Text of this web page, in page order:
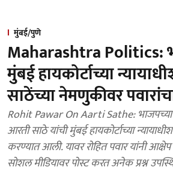
मुंबई/पुणे
Maharashtra Politics:
मुंबई हायकोर्टाच्या
साठेंच्या नेमणुकीवर
Rohit Pawar On Aarti Sathe: भाजपच्या
आरती साठे यांची मुंबई हायकोर्टाच्या
करण्यात आली. यावर रोहित पवार यांनी
सोशल मीडियावर पोस्ट करत अनेक प्रश्न